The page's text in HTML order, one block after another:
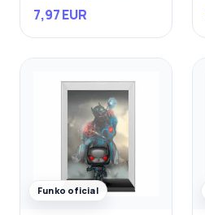
7,97 EUR
Funko oficial